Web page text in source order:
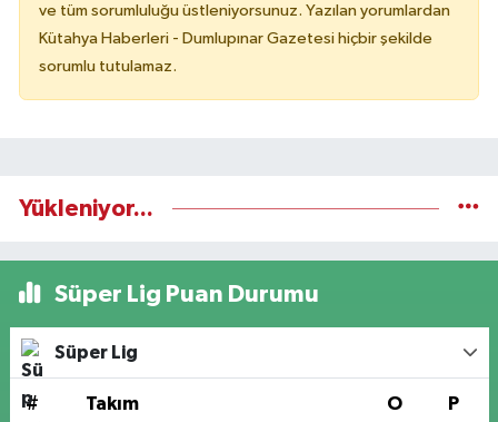
ve tüm sorumluluğu üstleniyorsunuz. Yazılan yorumlardan
Kütahya Haberleri - Dumlupınar Gazetesi hiçbir şekilde
sorumlu tutulamaz.
Yükleniyor...
Süper Lig Puan Durumu
Süper Lig
# Takım O P